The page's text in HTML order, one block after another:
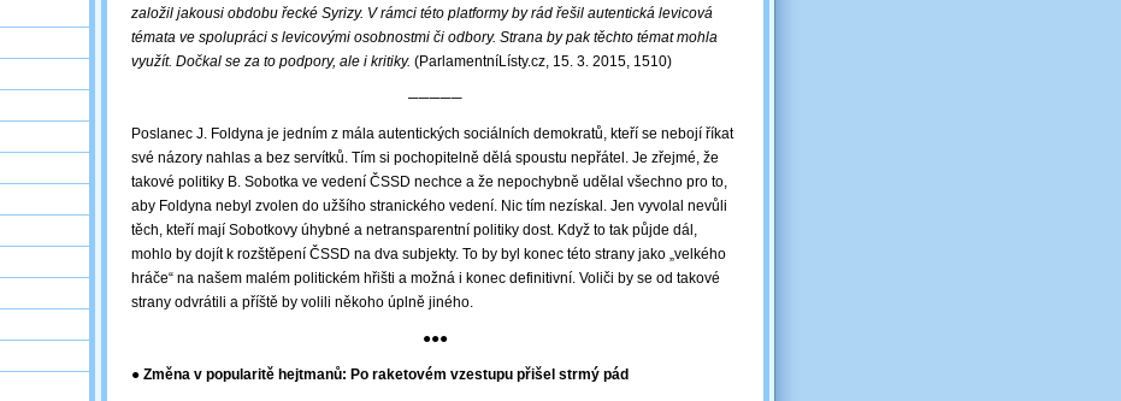
založil jakousi obdobu řecké Syrizy. V rámci této platformy by rád řešil autentická levicová
témata ve spolupráci s levicovými osobnostmi či odbory. Strana by pak těchto témat mohla
využít. Dočkal se za to podpory, ale i kritiky. (ParlamentníLísty.cz, 15. 3. 2015, 1510)
─────
Poslanec J. Foldyna je jedním z mála autentických sociálních demokratů, kteří se nebojí říkat
své názory nahlas a bez servítků. Tím si pochopitelně dělá spoustu nepřátel. Je zřejmé, že
takové politiky B. Sobotka ve vedení ČSSD nechce a že nepochybně udělal všechno pro to,
aby Foldyna nebyl zvolen do užšího stranického vedení. Nic tím nezískal. Jen vyvolal nevůli
těch, kteří mají Sobotkovy úhybné a netransparentní politiky dost. Když to tak půjde dál,
mohlo by dojít k rozštěpení ČSSD na dva subjekty. To by byl konec této strany jako „velkého
hráče“ na našem malém politickém hřišti a možná i konec definitivní. Voliči by se od takové
strany odvrátili a příště by volili někoho úplně jiného.
●●●
● Změna v popularitě hejtmanů: Po raketovém vzestupu přišel strmý pád